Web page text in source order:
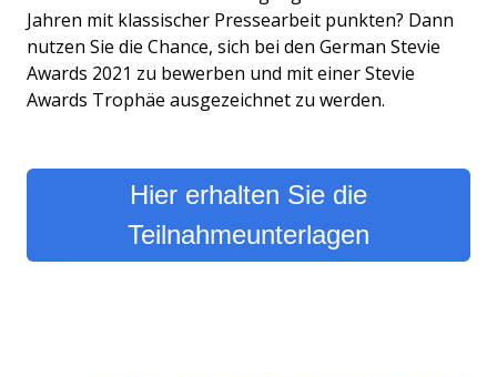
Jahren mit klassischer Pressearbeit punkten? Dann
nutzen Sie die Chance, sich bei den German Stevie
Awards 2021 zu bewerben und mit einer Stevie
Awards Trophäe ausgezeichnet zu werden.
Hier erhalten Sie die
Teilnahmeunterlagen